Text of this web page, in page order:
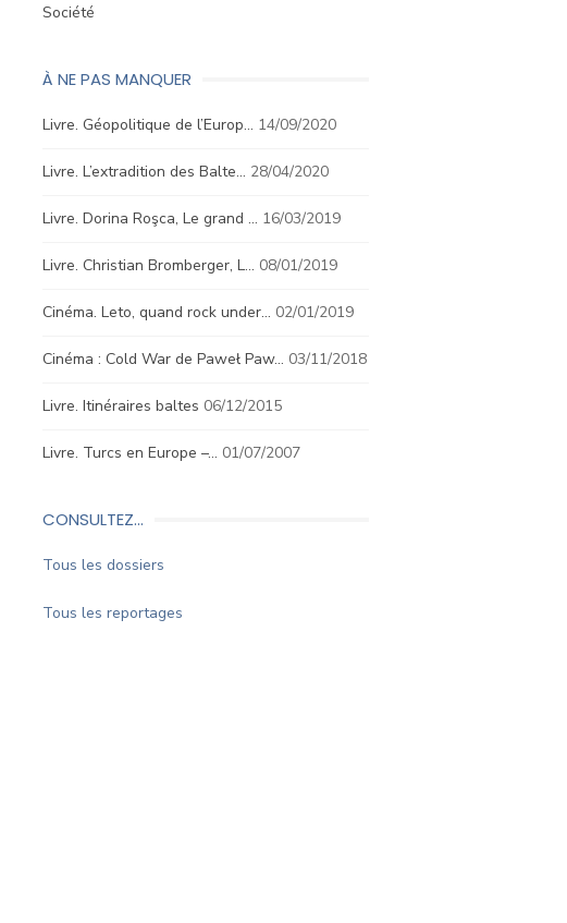
Société
À NE PAS MANQUER
Livre. Géopolitique de l’Europ… 14/09/2020
Livre. L’extradition des Balte… 28/04/2020
Livre. Dorina Roşca, Le grand … 16/03/2019
Livre. Christian Bromberger, L… 08/01/2019
Cinéma. Leto, quand rock under… 02/01/2019
Cinéma : Cold War de Paweł Paw… 03/11/2018
Livre. Itinéraires baltes 06/12/2015
Livre. Turcs en Europe –… 01/07/2007
CONSULTEZ…
Tous les dossiers
Tous les reportages